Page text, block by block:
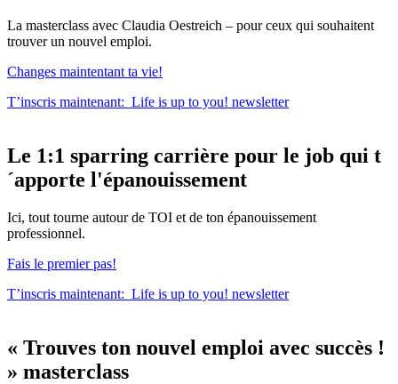
La masterclass avec Claudia Oestreich – pour ceux qui souhaitent
trouver un nouvel emploi.
Changes maintentant ta vie!
T’inscris maintenant: Life is up to you! newsletter
Le 1:1 sparring carrière pour le job qui t
´apporte l'épanouissement
Ici, tout tourne autour de TOI et de ton épanouissement
professionnel.
Fais le premier pas!
T’inscris maintenant: Life is up to you! newsletter
« Trouves ton nouvel emploi avec succès !
» masterclass